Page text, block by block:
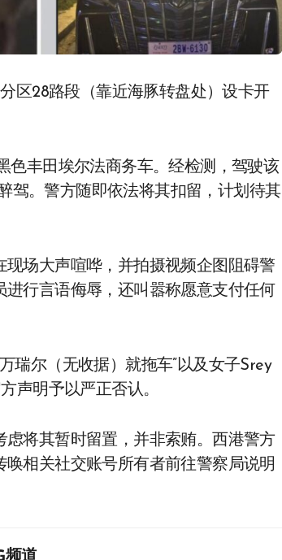
色丰田埃尔法商务车。经检测，驾驶该
驾。警方随即依法将其扣留，计划待其
场大声喧哗，并拍摄视频企图阻碍警
行言语侮辱，还叫嚣称愿意支付任何
瑞尔（无收据）就拖车”以及女子Srey
声明予以严正否认。
将其暂时留置，并非索贿。西港警方
相关社交账号所有者前往警察局说明
频道